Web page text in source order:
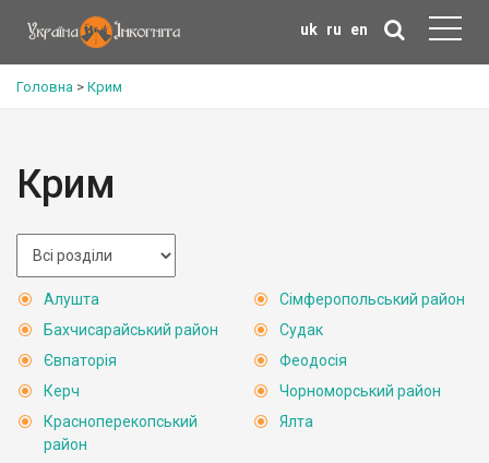
uk ru en
Головна > Крим
Крим
Алушта
Бахчисарайський район
Євпаторія
Керч
Красноперекопський
район
Сімферопольський район
Судак
Феодосія
Чорноморський район
Ялта